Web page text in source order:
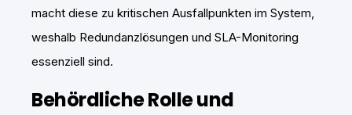
macht diese zu kritischen Ausfallpunkten im System,
weshalb Redundanzlösungen und SLA-Monitoring
essenziell sind.
Behördliche Rolle und